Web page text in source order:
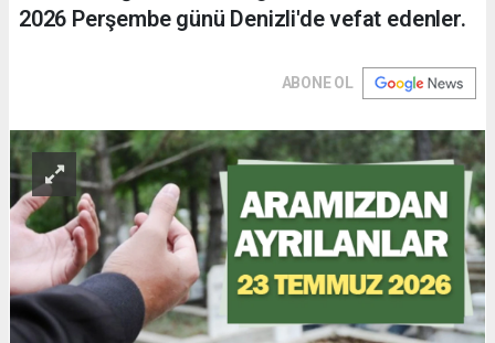
2026 Perşembe günü Denizli'de vefat edenler.
ABONE OL